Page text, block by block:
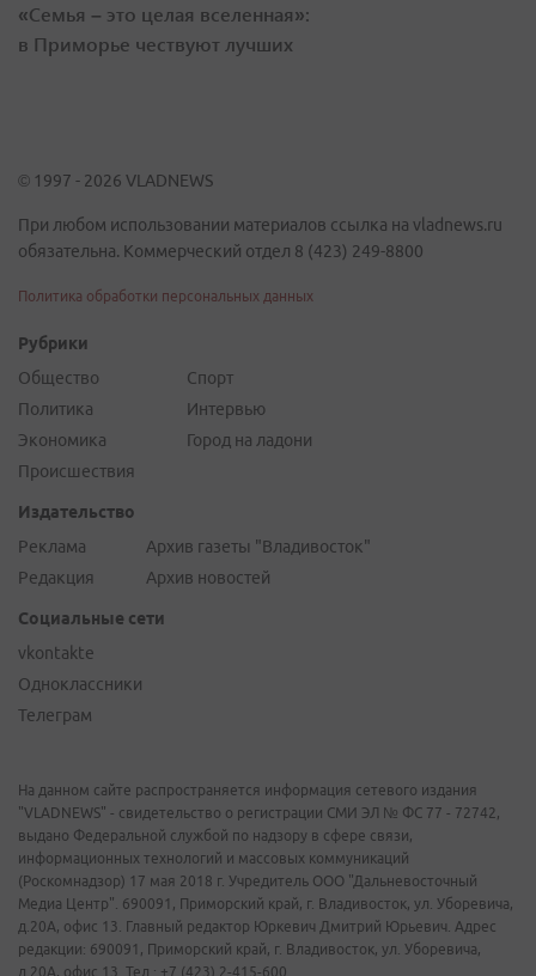
«Семья – это целая вселенная»:
в Приморье чествуют лучших
© 1997 - 2026 VLADNEWS
При любом использовании материалов ссылка на vladnews.ru
обязательна. Коммерческий отдел 8 (423) 249-8800
Политика обработки персональных данных
Рубрики
Общество
Политика
Экономика
Происшествия
Спорт
Интервью
Город на ладони
Издательство
Реклама
Редакция
Архив газеты "Владивосток"
Архив новостей
Социальные сети
vkontakte
Одноклассники
Телеграм
На данном сайте распространяется информация сетевого издания
"VLADNEWS" - свидетельство о регистрации СМИ ЭЛ № ФС 77 - 72742,
выдано Федеральной службой по надзору в сфере связи,
информационных технологий и массовых коммуникаций
(Роскомнадзор) 17 мая 2018 г. Учредитель ООО "Дальневосточный
Медиа Центр". 690091, Приморский край, г. Владивосток, ул. Уборевича,
д.20А, офис 13. Главный редактор Юркевич Дмитрий Юрьевич. Адрес
редакции: 690091, Приморский край, г. Владивосток, ул. Уборевича,
д.20А, офис 13. Тел.: +7 (423) 2-415-600.